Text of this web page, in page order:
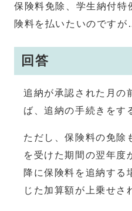
保険料免除、学生納付特
険料を払いたいのですが
回答
追納が承認された月の
ば、追納の手続きをす
ただし、保険料の免除
を受けた期間の翌年度
降に保険料を追納する
じた加算額が上乗せさ